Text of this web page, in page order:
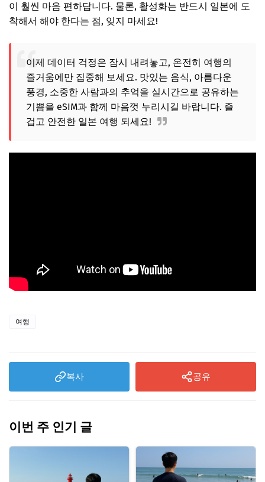
이 훨씬 마음 편하답니다. 물론, 활성화는 반드시 일본에 도
착해서 해야 한다는 점, 잊지 마세요!
이제 데이터 걱정은 잠시 내려놓고, 온전히 여행의
즐거움에만 집중해 보세요. 맛있는 음식, 아름다운
풍경, 소중한 사람과의 추억을 실시간으로 공유하는
기쁨을 eSIM과 함께 마음껏 누리시길 바랍니다. 즐
겁고 안전한 일본 여행 되세요!
여행
복사 공유
이번 주 인기 글